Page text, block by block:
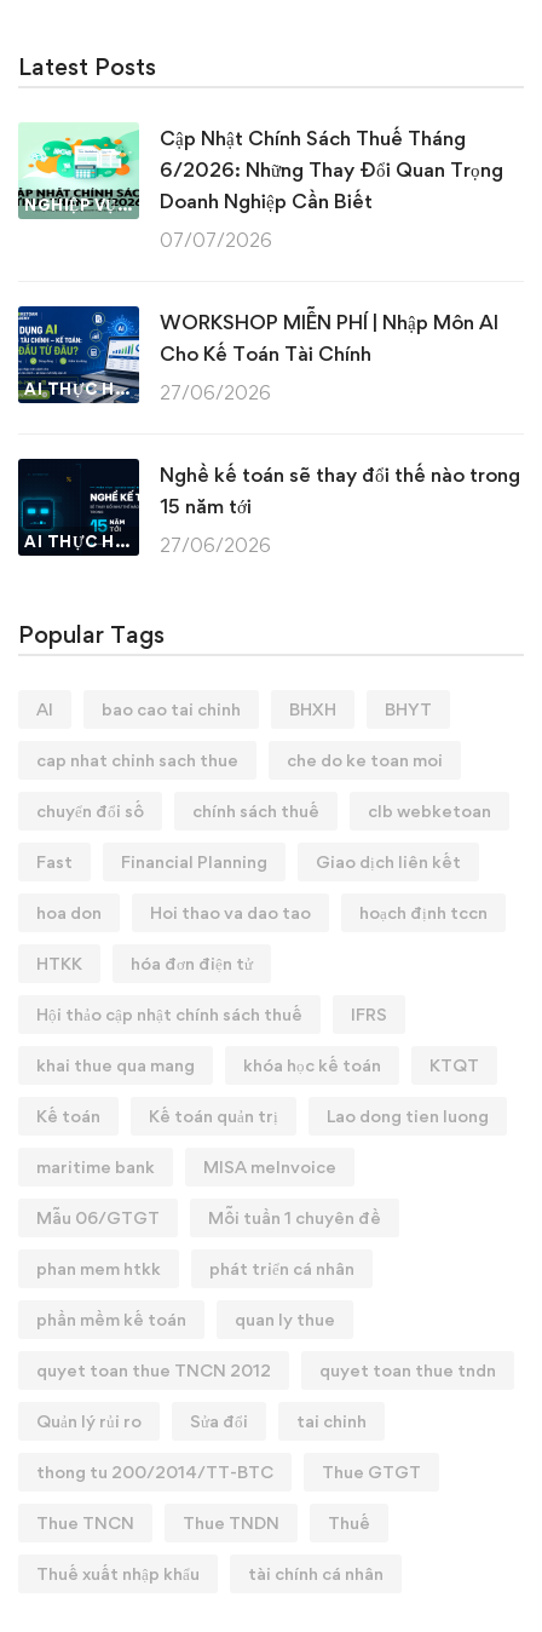
Latest Posts
NGHIỆP VỤ KẾ TOÁN & THUẾ
Cập Nhật Chính Sách Thuế Tháng
6/2026: Những Thay Đổi Quan Trọng
Doanh Nghiệp Cần Biết
07/07/2026
AI THỰC HÀNH
WORKSHOP MIỄN PHÍ | Nhập Môn AI
Cho Kế Toán Tài Chính
27/06/2026
AI THỰC HÀNH
Nghề kế toán sẽ thay đổi thế nào trong
15 năm tới
27/06/2026
Popular Tags
AI bao cao tai chinh BHXH BHYT
cap nhat chinh sach thue che do ke toan moi
chuyển đổi số chính sách thuế clb webketoan
Fast Financial Planning Giao dịch liên kết
hoa don Hoi thao va dao tao hoạch định tccn
HTKK hóa đơn điện tử
Hội thảo cập nhật chính sách thuế IFRS
khai thue qua mang khóa học kế toán KTQT
Kế toán Kế toán quản trị Lao dong tien luong
maritime bank MISA meInvoice
Mẫu 06/GTGT Mỗi tuần 1 chuyên đề
phan mem htkk phát triển cá nhân
phần mềm kế toán quan ly thue
quyet toan thue TNCN 2012 quyet toan thue tndn
Quản lý rủi ro Sửa đổi tai chinh
thong tu 200/2014/TT-BTC Thue GTGT
Thue TNCN Thue TNDN Thuế
Thuế xuất nhập khẩu tài chính cá nhân